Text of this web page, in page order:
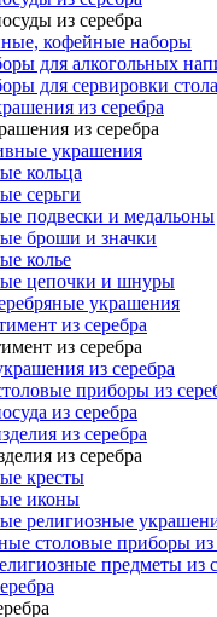
из серебра
кофейные наборы
для алкогольных
для сервировки стола
из серебра
из серебра
украшения
кольца
серьги
подвески и медальоны
броши и значки
колье
цепочки и шнуры
украшения
из серебра
из серебра
из серебра
приборы из
из серебра
из серебра
из серебра
кресты
иконы
религиозные
столовые приборы из
предметы из